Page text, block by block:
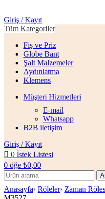
Giriş / Kayıt
Tüm Kategoriler
Fiş ve Priz
Globe Bant
Şalt Malzemeler
Aydınlatma
Klemens
Müşteri Hizmetleri
E-mail
Whatsapp
B2B iletişim
Giriş / Kayıt
0 İstek Listesi
0 öğe ₺0,00
Anasayfa› Röleler› Zaman